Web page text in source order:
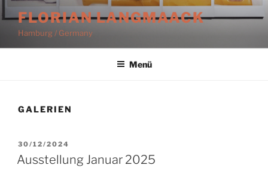
Inhalt
springen
FLORIAN LANGMAACK
Hamburg / Germany
Menü
GALERIEN
VERÖFFENTLICHT
AM
30/12/2024
Ausstellung Januar 2025